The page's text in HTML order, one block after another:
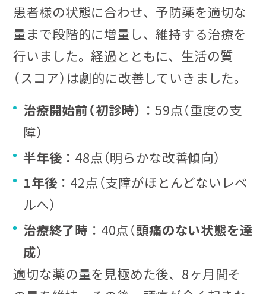
患者様の状態に合わせ、予防薬を適切な
量まで段階的に増量し、維持する治療を
行いました。経過とともに、生活の質
（スコア）は劇的に改善していきました。
治療開始前（初診時） ：59点（重度の支
障）
半年後 ：48点（明らかな改善傾向）
1年後 ：42点（支障がほとんどないレベ
ルへ）
治療終了時 ：40点（頭痛のない状態を達
成）
適切な薬の量を見極めた後、8ヶ月間そ